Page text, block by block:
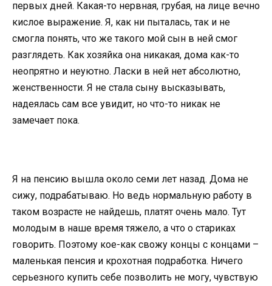
первых дней. Какая-то нервная, грубая, на лице вечно
кислое выражение. Я, как ни пыталась, так и не
смогла понять, что же такого мой сын в ней смог
разглядеть. Как хозяйка она никакая, дома как-то
неопрятно и неуютно. Ласки в ней нет абсолютно,
женственности. Я не стала сыну высказывать,
надеялась сам все увидит, но что-то никак не
замечает пока.
Я на пенсию вышла около семи лет назад. Дома не
сижу, подрабатываю. Но ведь нормальную работу в
таком возрасте не найдешь, платят очень мало. Тут
молодым в наше время тяжело, а что о стариках
говорить. Поэтому кое-как свожу концы с концами –
маленькая пенсия и крохотная подработка. Ничего
серьезного купить себе позволить не могу, чувствую